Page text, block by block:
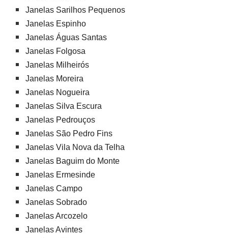
Janelas Sarilhos Pequenos
Janelas Espinho
Janelas Águas Santas
Janelas Folgosa
Janelas Milheirós
Janelas Moreira
Janelas Nogueira
Janelas Silva Escura
Janelas Pedrouços
Janelas São Pedro Fins
Janelas Vila Nova da Telha
Janelas Baguim do Monte
Janelas Ermesinde
Janelas Campo
Janelas Sobrado
Janelas Arcozelo
Janelas Avintes